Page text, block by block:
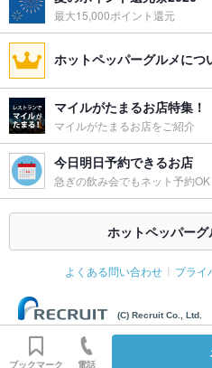
最大15,000ポイント還元
ホットペッパーグルメにつ
マイルがたまるお店特集！
マイルがたまるお店をご紹介
今日明日予約できるお店
急ぎの飲み会でもネット予約OK
ホットペッパー
よくある問い合わせ プライ
(C) Recruit Co., Ltd.
ブックマーク 電話